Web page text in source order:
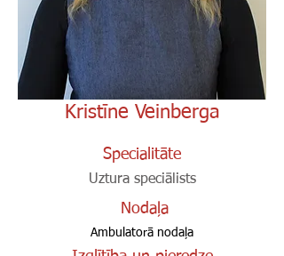
Kristīne Veinberga
Specialitāte
Uztura speciālists
Nodaļa
Ambulatorā nodaļa